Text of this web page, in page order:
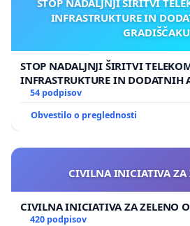
INFRASTRUKTURE IN
GRADIŠČAKU
STOP NADALJNJI ŠIRITVI
INFRASTRUKTURE IN DODATNIH
GRADIŠČAKU
54 podpisov
Obvestilo o preglednosti
CIVILNA INICIATIVA ZA
CIVILNA INICIATIVA ZA ZELENO
420 podpisov